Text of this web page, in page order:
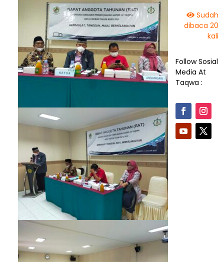
Sudah
dibaca 20
kali
Follow Sosial
Media At
Taqwa :